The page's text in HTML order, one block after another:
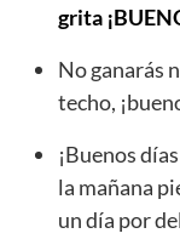
grita
No ganarás
techo,
¡Buenos
la mañana
un día por